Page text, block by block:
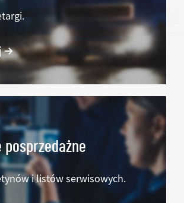
posprzedażne
i listów serwisowych.